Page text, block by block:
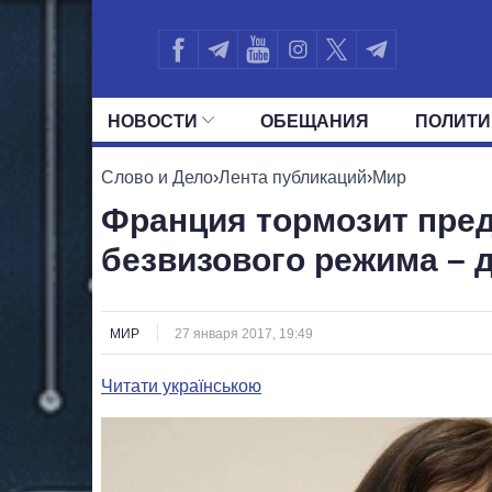
НОВОСТИ ОБЕЩАНИЯ
ВСЕ ПОЛИТИКИ ПРЕЗИДЕНТ И
Слово и Дело›Лента публикаций›Мир
Франция тормозит
безвизового режима –
МИР 27 января 2017, 19:49
Читати українською